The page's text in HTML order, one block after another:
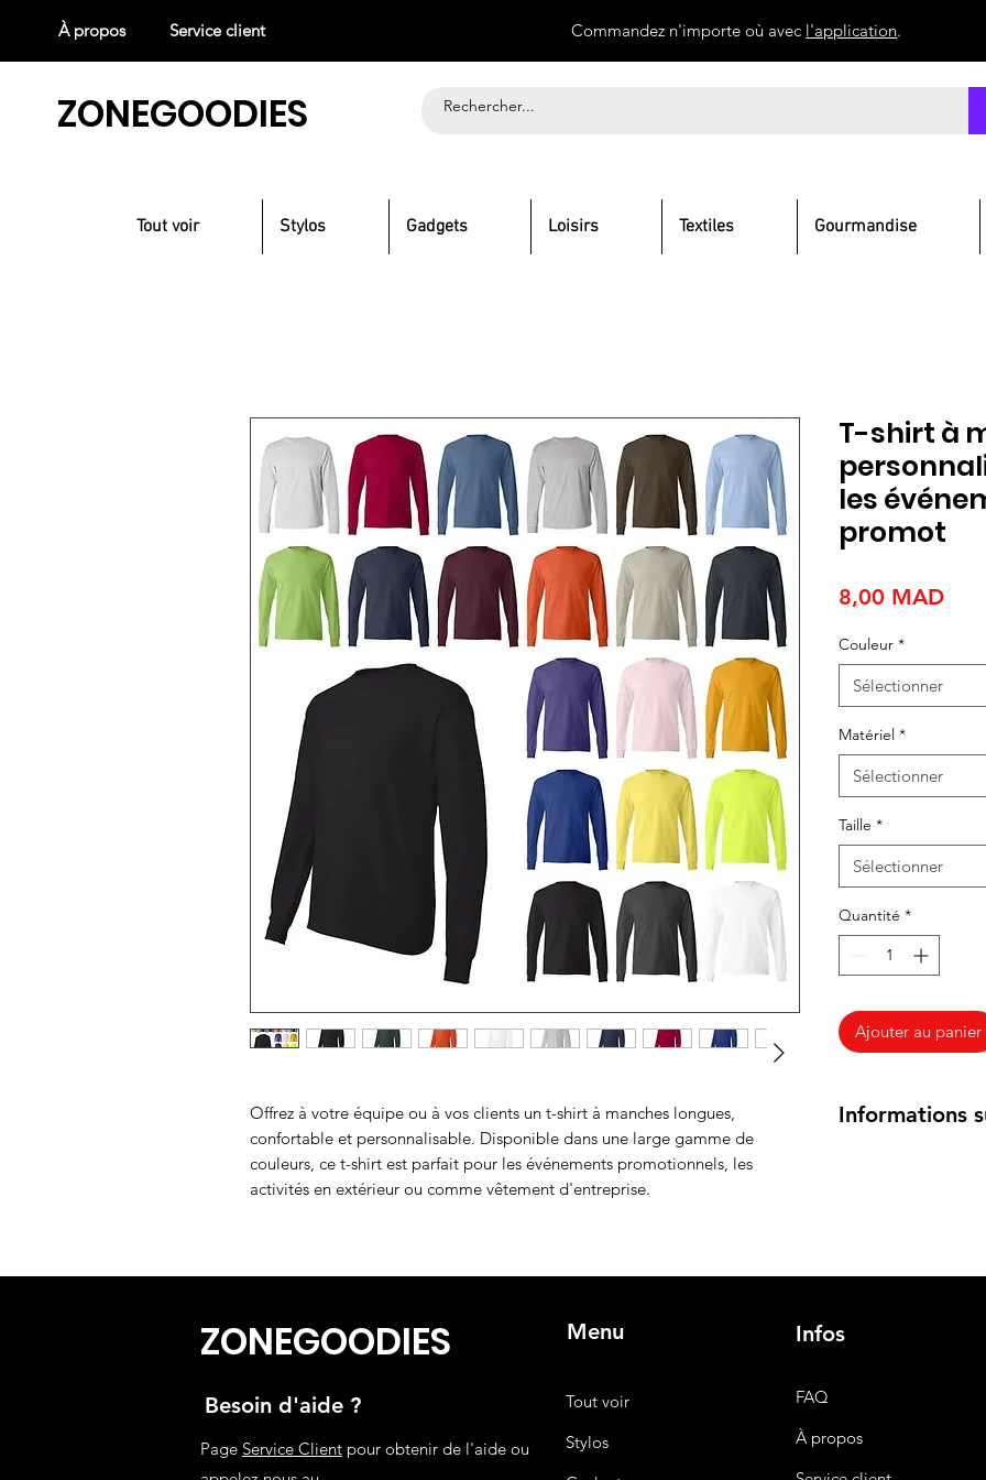
À propos Service client Commandez n'importe où avec l'application.
ZONEGOODIES
Tout voir Stylos Gadgets Loisirs Textiles Gourmandise
Offrez à votre équipe ou à vos clients un t-shirt à manches longues,
confortable et personnalisable. Disponible dans une large gamme de
couleurs, ce t-shirt est parfait pour les événements promotionnels, les
activités en extérieur ou comme vêtement d'entreprise.
T-shirt à
les
promot
8,00 MADPrix
Couleur *
Sélectionner
Matériel *
Sélectionner
Taille *
Sélectionner
Quantité *
Ajouter au panier
Informations
d'autres teintes
: Col
:
convenir à tous
Logo personnalisé
votre logo,
ZONEGOODIES
Besoin d'aide ?
Page Service Client pour obtenir de l'aide ou
Menu Infos
Tout voir
Stylos
FAQ
À propos